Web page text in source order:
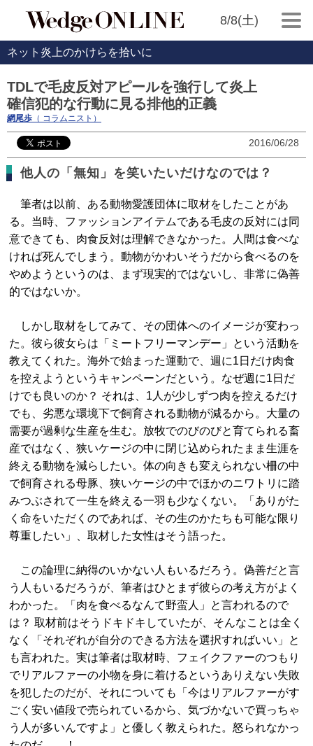
8/8(土)
ネット炎上のかけらを拾いに
TDLで毛皮反対アピールを強行して炎上
確信犯的な行動に見る排他的正義
網尾歩 （ コラムニスト）
2016/06/28
他人の「無知」を笑いたいだけなのでは？
筆者は以前、ある動物愛護団体に取材をしたことがあ
る。当時、ファッションアイテムである毛皮の反対には同
意できても、肉食反対は理解できなかった。人間は食べな
ければ死んでしまう。動物がかわいそうだから食べるのを
やめようというのは、まず現実的ではないし、非常に偽善
的ではないか。
しかし取材をしてみて、その団体へのイメージが変わっ
た。彼ら彼女らは「ミートフリーマンデー」という活動を
教えてくれた。海外で始まった運動で、週に1日だけ肉食
を控えようというキャンペーンだという。なぜ週に1日だ
けでも良いのか？ それは、1人が少しずつ肉を控えるだけ
でも、劣悪な環境下で飼育される動物が減るから。大量の
需要が過剰な生産を生む。放牧でのびのびと育てられる畜
産ではなく、狭いケージの中に閉じ込められたまま生涯を
終える動物を減らしたい。体の向きも変えられない柵の中
で飼育される母豚、狭いケージの中でほかのニワトリに踏
みつぶされて一生を終える一羽も少なくない。「ありがた
く命をいただくのであれば、その生のかたちも可能な限り
尊重したい」、取材した女性はそう語った。
この論理に納得のいかない人もいるだろう。偽善だと言
う人もいるだろうが、筆者はひとまず彼らの考え方がよく
わかった。「肉を食べるなんて野蛮人」と言われるので
は？ 取材前はそうドキドキしていたが、そんなことは全く
なく「それぞれが自分のできる方法を選択すればいい」と
も言われた。実は筆者は取材時、フェイクファーのつもり
でリアルファーの小物を身に着けるというありえない失敗
を犯したのだが、それについても「今はリアルファーがす
ごく安い値段で売られているから、気づかないで買っちゃ
う人が多いんですよ」と優しく教えられた。怒られなかっ